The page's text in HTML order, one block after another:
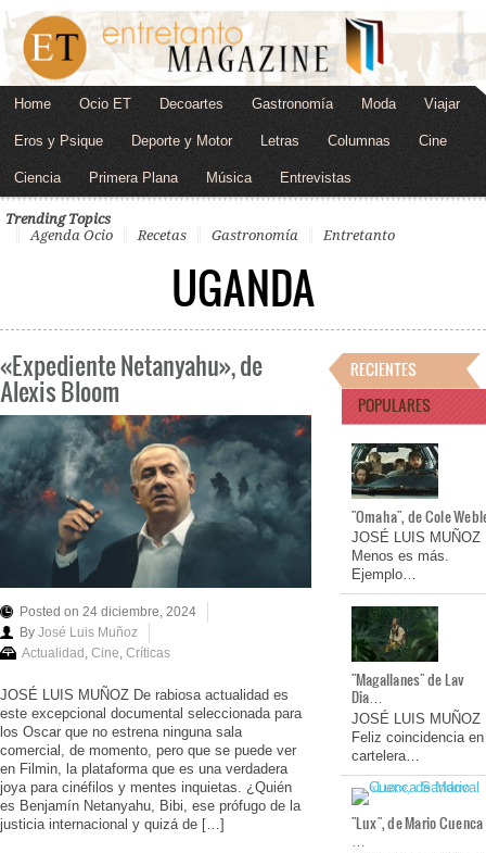
Home Ocio ET Decoartes Gastronomía Moda Viajar
Eros y Psique Deporte y Motor Letras Columnas Cine
Ciencia Primera Plana Música Entrevistas
Trending Topics
Agenda Ocio
Recetas Gastronomía Entretanto
UGANDA
«Expediente Netanyahu», de
Alexis Bloom
Posted on 24 diciembre, 2024
By José Luis Muñoz
Actualidad, Cine, Críticas
JOSÉ LUIS MUÑOZ De rabiosa actualidad es
este excepcional documental seleccionada para
los Oscar que no estrena ninguna sala
comercial, de momento, pero que se puede ver
en Filmin, la plataforma que es una verdadera
joya para cinéfilos y mentes inquietas. ¿Quién
es Benjamín Netanyahu, Bibi, ese prófugo de la
justicia internacional y quizá de […]
RECIENTES
POPULARES
"Omaha", de Cole
JOSÉ LUIS MUÑOZ
Menos es más.
Ejemplo…
"Magallanes" de Lav
Dia…
JOSÉ LUIS MUÑOZ
Feliz coincidencia en
cartelera…
"Lux", de Mario Cuenca
…